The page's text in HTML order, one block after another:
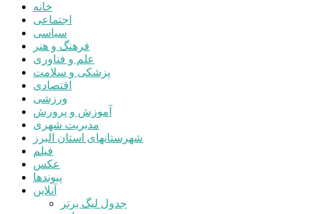
خانه
اجتماعی
سیاسی
فرهنگ و هنر
علم و فناوری
پزشکی و سلامت
اقتصادی
ورزشی
آموزش و پرورش
مدیریت شهری
شهرستانهای استان البرز
فیلم
عکس
پیوندها
آنلاین
جدول لیگ برتر